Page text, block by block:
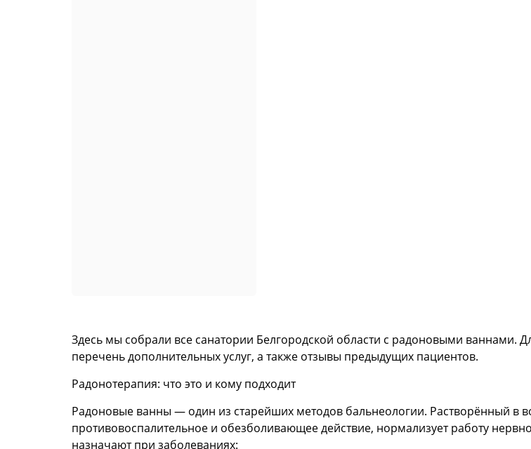
Здесь мы собрали все санатории Белгородской области с радоновыми ваннами.
перечень дополнительных услуг, а также отзывы предыдущих пациентов.
Радонотерапия: что это и кому подходит
Радоновые ванны — один из старейших методов бальнеологии. Растворённый в
противовоспалительное и обезболивающее действие, нормализует работу
назначают при заболеваниях: